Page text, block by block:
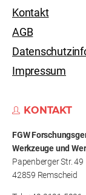
Kontakt
AGB
Impressum
KONTAKT
FGW
Werkzeuge und
Papenberger Str. 49
42859 Remscheid